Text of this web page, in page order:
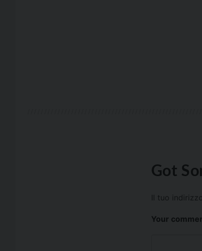
Got
Il tuo
Your